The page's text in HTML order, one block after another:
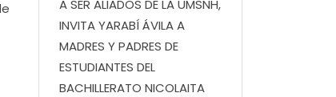
A SER ALIADOS DE LA UMSNH,
INVITA YARABÍ ÁVILA A
MADRES Y PADRES DE
ESTUDIANTES DEL
BACHILLERATO NICOLAITA